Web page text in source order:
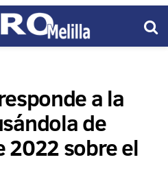
a la
de
2022 sobre el